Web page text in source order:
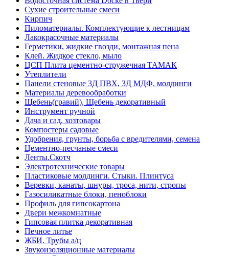
Сухие строительные смеси
Кирпич
Пиломатериалы. Комплектующие к лестницам
Лакокрасочные материалы
Герметики, жидкие гвозди, монтажная пена
Клей. Жидкое стекло, мыло
ЦСП Плита цементно-стружечная ТАМАК
Утеплители
Панели стеновые 3Д ПВХ, 3Д МДФ, молдинги
Материалы деревообработки
Щебень(гравий), Щебень декоративный
Инструмент ручной
Дача и сад, хозтовары
Компостеры садовые
Удобрения, грунты, борьба с вредителями, семена
Цементно-песчаные смеси
Ленты.Скотч
Электротехнические товары
Пластиковые молдинги. Стыки. Плинтуса
Веревки, канаты, шнуры, троса, нити, стропы
Газосиликатные блоки, пеноблоки
Профиль для гипсокартона
Двери межкомнатные
Гипсовая плитка декоративная
Печное литье
ЖБИ. Трубы а/ц
Звукоизоляционные материалы